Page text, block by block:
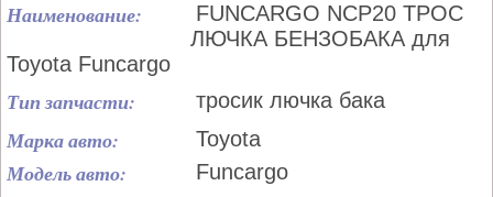
Наименование:
FUNCARGO NCP20 ТРОС
ЛЮЧКА БЕНЗОБАКА для
Toyota Funcargo
Тип запчасти: тросик лючка бака
Марка авто: Toyota
Модель авто: Funcargo